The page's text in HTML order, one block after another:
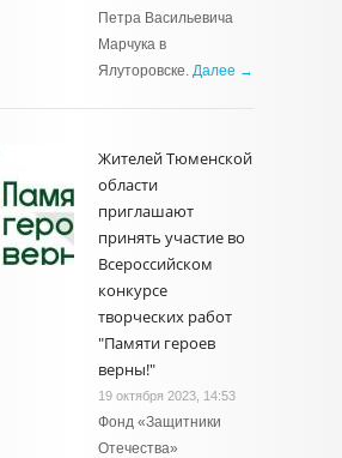
Петра Васильевича
Марчука в
Ялуторовске. Далее →
Жителей Тюменской
области
приглашают
принять участие во
Всероссийском
конкурсе
творческих работ
"Памяти героев
верны!"
19 октября 2023, 14:53
Фонд «Защитники
Отечества»